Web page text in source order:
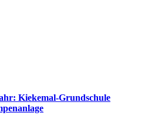
Kiekemal-Grundschule